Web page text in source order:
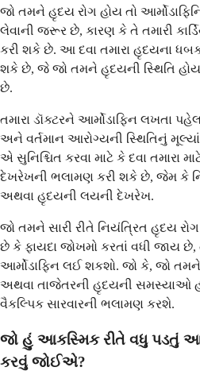
જો તમને હૃદય રોગ હોય તો
લેવાની જરૂર છે, કારણ કે તે તમારી
કરી શકે છે. આ દવા તમારા હૃદયના
શકે છે, જે જો તમને હૃદયની સ્થિતિ
છે.
તમારા ડૉક્ટરને આર્મોડાફિન લખતા
અને વર્તમાન આરોગ્યની સ્થિતિનું
એ સુનિશ્ચિત કરવા માટે કે દવા તમારા
દેખરેખની ભલામણ કરી શકે છે, જેમ કે
અથવા હૃદયની લયની દેખરેખ.
જો તમને સારી રીતે નિયંત્રિત હૃદય
છે કે ફાયદા જોખમો કરતાં વધી જાય
આર્મોડાફિન લઈ શકશો. જો કે, જો
અથવા તાજેતરની હૃદયની સમસ્યાઓ
વૈકલ્પિક સારવારની ભલામણ કરશે.
જો હું આકસ્મિક રીતે વધુ પડતું
કરવું જોઈએ?